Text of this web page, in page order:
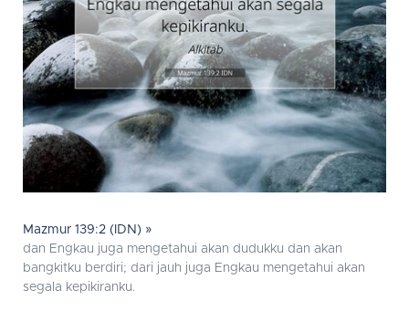
Mazmur 139:2 (IDN) »
dan Engkau juga mengetahui akan dudukku dan akan
bangkitku berdiri; dari jauh juga Engkau mengetahui akan
segala kepikiranku.